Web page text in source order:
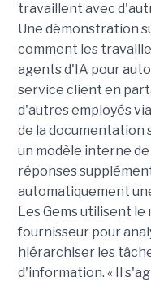
travaillent avec
Une démonstration
comment les
agents d'IA pour
service client en
d'autres employés
de la documentation
un modèle interne
réponses
automatiquement
Les Gems utilisent le
fournisseur pour
hiérarchiser les
d'information. « Il